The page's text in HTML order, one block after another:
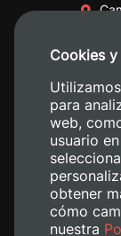
Cookies
para
web,
usuario
obtener
cómo
nuestra